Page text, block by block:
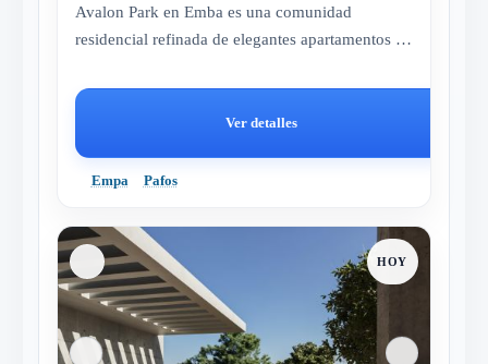
Avalon Park en Emba es una comunidad
residencial refinada de elegantes apartamentos y
Ver detalles
Empa Pafos
HOY